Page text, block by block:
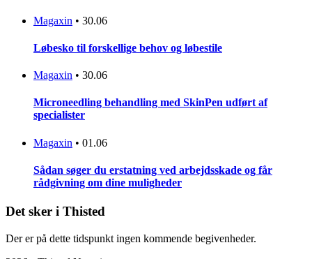
Magaxin • 30.06
Løbesko til forskellige behov og løbestile
Magaxin • 30.06
Microneedling behandling med SkinPen udført af
specialister
Magaxin • 01.06
Sådan søger du erstatning ved arbejdsskade og får
rådgivning om dine muligheder
Det sker i Thisted
Der er på dette tidspunkt ingen kommende begivenheder.